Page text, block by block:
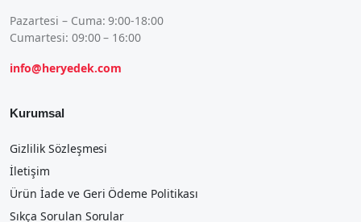
Pazartesi – Cuma: 9:00-18:00
Cumartesi: 09:00 – 16:00
info@heryedek.com
Kurumsal
Gizlilik Sözleşmesi
İletişim
Ürün İade ve Geri Ödeme Politikası
Sıkça Sorulan Sorular